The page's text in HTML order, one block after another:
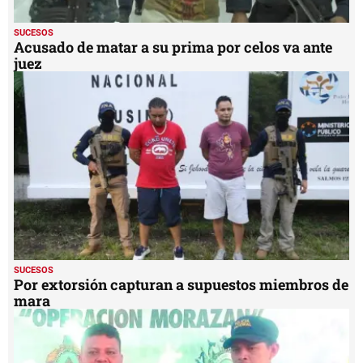
SUCESOS
Acusado de matar a su prima por celos va ante
juez
SUCESOS
Por extorsión capturan a supuestos miembros de
mara